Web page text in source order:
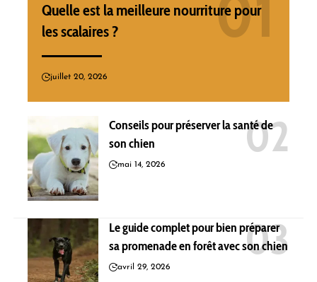
Quelle est la meilleure nourriture pour
les scalaires ?
juillet 20, 2026
Conseils pour préserver la santé de
son chien
mai 14, 2026
Le guide complet pour bien préparer
sa promenade en forêt avec son chien
avril 29, 2026